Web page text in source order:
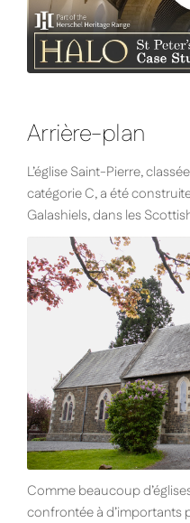
Arrière-plan
L’église Saint-Pierre,
catégorie C, a été
Galashiels, dans les
Comme beaucoup
confrontée à d’importants